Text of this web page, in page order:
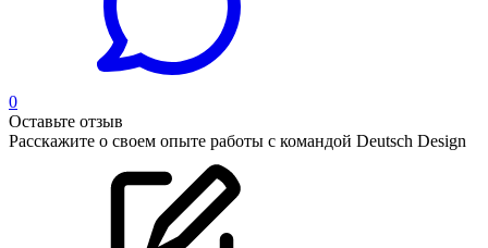
0
Оставьте отзыв
Расскажите о своем опыте работы с командой Deutsch Design